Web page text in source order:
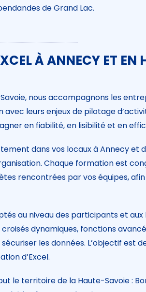
de Grand Lac.
À ANNECY ET
nous accompagnons les
avec leurs enjeux de pilotage
en fiabilité, en lisibilité et en
dans vos locaux à Annecy et
Chaque formation est
rencontrées par vos équipes,
au niveau des participants et
dynamiques, fonctions
les données. L’objectif est
d’Excel.
le territoire de la Haute-Savoie :